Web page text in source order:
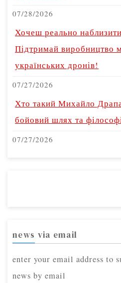
07/28/2026
Хочеш реально
Підтримай виробництво
українських дронів!
07/27/2026
Хто такий Михайло
бойовий шлях та
07/27/2026
news via email
enter your email address to
news by email